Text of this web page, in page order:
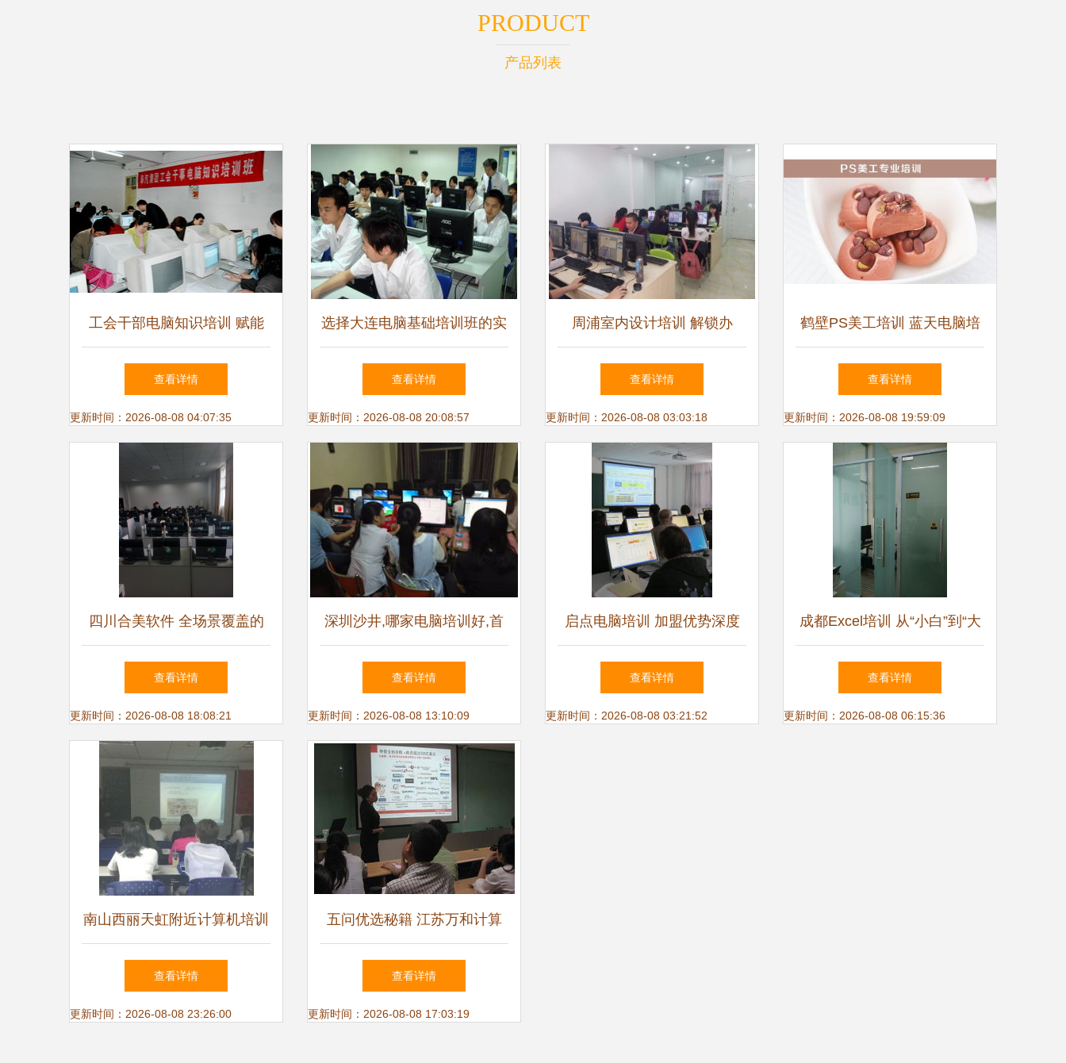
PRODUCT
产品列表
工会干部电脑知识培训 赋能
新时代工会工作
查看详情
更新时间：2026-08-08 04:07:35
选择大连电脑基础培训班的实
用指南
查看详情
更新时间：2026-08-08 20:08:57
周浦室内设计培训 解锁办
公、网页与会展设计新技能，
上海电脑培训助您走向职业新
高度
查看详情
更新时间：2026-08-08 03:03:18
鹤壁PS美工培训 蓝天电脑培
训学校打造专业技能新高度
查看详情
更新时间：2026-08-08 19:59:09
四川合美软件 全场景覆盖的
计算机培训教室解决方案
查看详情
更新时间：2026-08-08 18:08:21
深圳沙井,哪家电脑培训好,首
先鑫凤教育
查看详情
更新时间：2026-08-08 13:10:09
启点电脑培训 加盟优势深度
解析，助力计算机教育新未来
查看详情
更新时间：2026-08-08 03:21:52
成都Excel培训 从“小白”到“大
神”，只差一节精品课
查看详情
更新时间：2026-08-08 06:15:36
南山西丽天虹附近计算机培训
电脑办公软件技能提升指南
查看详情
更新时间：2026-08-08 23:26:00
五问优选秘籍 江苏万和计算
机培训中心如何成就不一样的
你
查看详情
更新时间：2026-08-08 17:03:19